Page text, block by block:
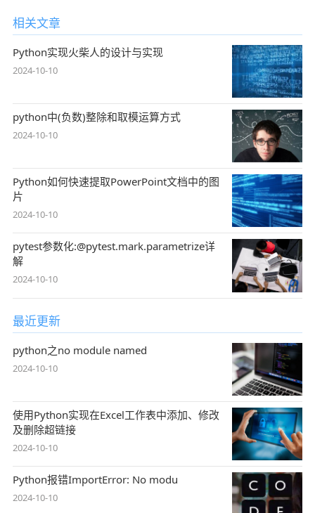
相关文章
Python实现火柴人的设计与实现
2024-10-10
python中(负数)整除和取模运算方式
2024-10-10
Python如何快速提取PowerPoint文档中的图
片
2024-10-10
pytest参数化:@pytest.mark.parametrize详
解
2024-10-10
最近更新
python之no module named
2024-10-10
使用Python实现在Excel工作表中添加、修改
及删除超链接
2024-10-10
Python报错ImportError: No modu
2024-10-10